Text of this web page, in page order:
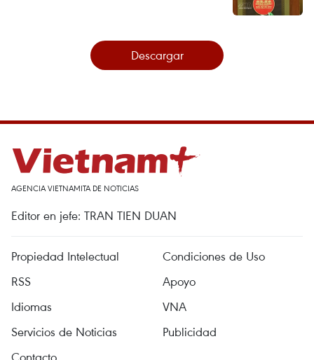
Descargar
AGENCIA VIETNAMITA DE NOTICIAS
Editor en jefe: TRAN TIEN DUAN
Propiedad Intelectual
Condiciones de Uso
RSS
Apoyo
Idiomas
VNA
Servicios de Noticias
Publicidad
Contacto